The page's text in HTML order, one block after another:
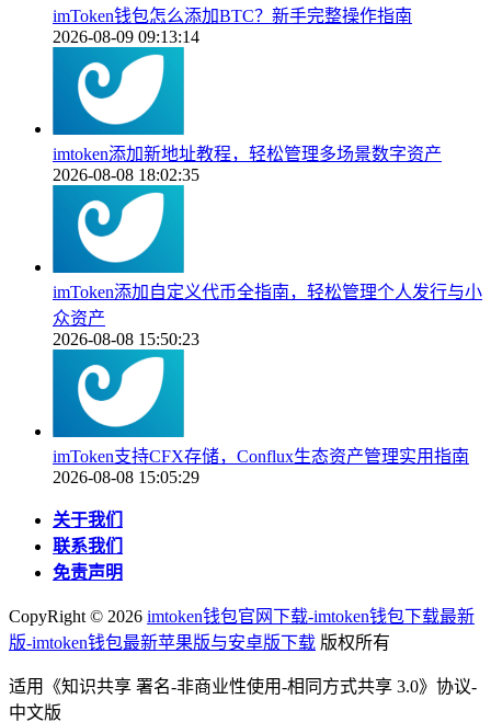
imToken钱包怎么添加BTC？新手完整操作指南
2026-08-09 09:13:14
imtoken添加新地址教程，轻松管理多场景数字资产
2026-08-08 18:02:35
imToken添加自定义代币全指南，轻松管理个人发行与小
众资产
2026-08-08 15:50:23
imToken支持CFX存储，Conflux生态资产管理实用指南
2026-08-08 15:05:29
关于我们
联系我们
免责声明
CopyRight © 2026 imtoken钱包官网下载-imtoken钱包下载最新
版-imtoken钱包最新苹果版与安卓版下载 版权所有
适用《知识共享 署名-非商业性使用-相同方式共享 3.0》协议-
中文版